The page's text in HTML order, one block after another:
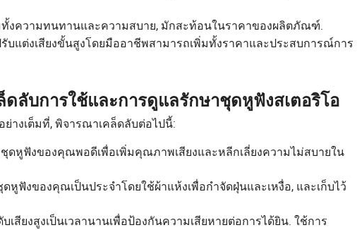
ทั้งความทนทานและความสบาย, มักสะท้อนในราคาของผลิตภัณฑ์.
บแต่งเสียงขั้นสูงโดยมืออาชีพสามารถเพิ่มทั้งราคาและประสบการณ์การ
ลับการใช้และการดูแลรักษาชุดหูฟังสเตอริโอ
างเต็มที่, พิจารณาเคล็ดลับต่อไปนี้:
ดหูฟังของคุณพอดีเพื่อเพิ่มคุณภาพเสียงและหลีกเลี่ยงความไม่สบายใน
หูฟังของคุณเป็นประจำโดยใช้ผ้าแห้งเพื่อกำจัดฝุ่นและเหงื่อ, และเก็บไว้
เสียงสูงเป็นเวลานานเพื่อป้องกันความเสียหายต่อการได้ยิน. ใช้การ